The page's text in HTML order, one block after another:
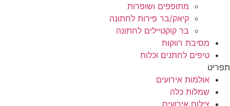
מתופפים ושופרות
קיאק/בר פירות לחתונה
בר קוקטיילים לחתונה
מסיבת רווקות
טיפים לחתנים וכלות
תפריט
אולמות אירועים
שמלות כלה
צילום אירועים